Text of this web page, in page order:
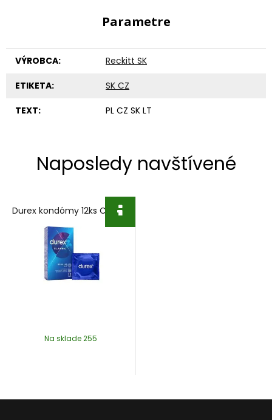
Parametre
VÝROBCA: Reckitt SK
ETIKETA: SK CZ
TEXT: PL CZ SK LT
Naposledy navštívené
Durex kondómy 12ks Classic
Na sklade 255